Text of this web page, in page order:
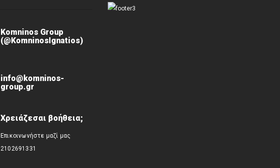
Komninos Group
(@KomninosIgnatios)
info@komninos-
group.gr
Χρειάζεσαι βοήθεια;
Επικοινωνήστε μαζί μας
2102691331